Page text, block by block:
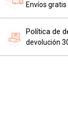
Envíos
Política de
devolución